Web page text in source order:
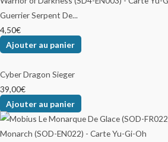
Guerrier Serpent De...
4,50€
Ajouter au panier
Cyber Dragon Sieger
39,00€
Ajouter au panier